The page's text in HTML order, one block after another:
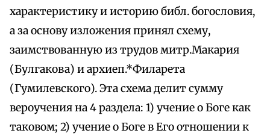
характеристику и историю библ. богословия,
а за основу изложения принял схему,
заимствованную из трудов митр.Макария
(Булгакова) и архиеп.*Филарета
(Гумилевского). Эта схема делит сумму
вероучения на 4 раздела: 1) учение о Боге как
таковом; 2) учение о Боге в Его отношении к